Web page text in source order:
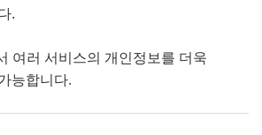
.
여러 서비스의 개인정보를 더욱
능합니다.